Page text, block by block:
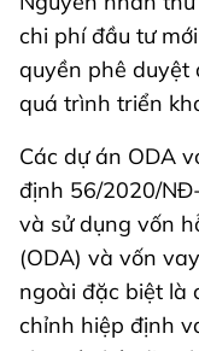
chi phí đầu tư
quyền phê duyệt
quá trình triển
Các dự án ODA
định 56/2020/
và sử dụng vốn
(ODA) và vốn
ngoài đặc biệt là
chỉnh hiệp định